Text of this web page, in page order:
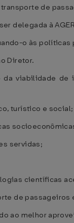
de
delegada à
o às
Diretor.
viabilidade
turístico e social;
servidas;
científicas
de passageiros
melhor